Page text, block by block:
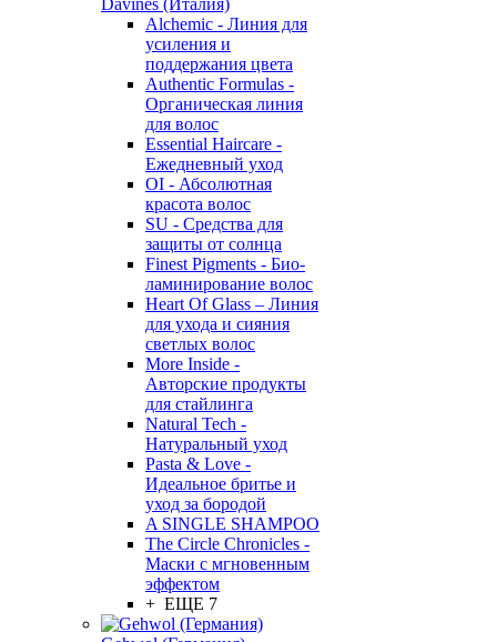
Davines (Италия)
Alchemic - Линия для
усиления и
поддержания цвета
Authentic Formulas -
Органическая линия
для волос
Essential Haircare -
Eжедневный уход
OI - Абсолютная
красота волос
SU - Средства для
защиты от солнца
Finest Pigments - Био-
ламинирование волос
Heart Of Glass – Линия
для ухода и сияния
светлых волос
More Inside -
Авторские продукты
для стайлинга
Natural Tech -
Натуральный уход
Pasta & Love -
Идеальное бритье и
уход за бородой
A SINGLE SHAMPOO
The Circle Chronicles -
Маски с мгновенным
эффектом
+ ЕЩЕ 7